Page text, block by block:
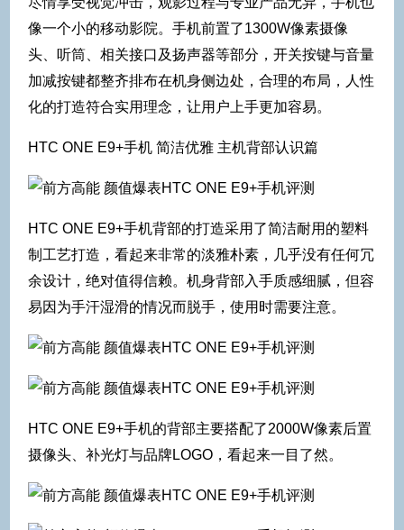
像一个小的移动影院。手机前置了1300W像素摄像
头、听筒、相关接口及扬声器等部分，开关按键与音量
加减按键都整齐排布在机身侧边处，合理的布局，人性
化的打造符合实用理念，让用户上手更加容易。
HTC ONE E9+手机 简洁优雅 主机背部认识篇
HTC ONE E9+手机背部的打造采用了简洁耐用的塑料
制工艺打造，看起来非常的淡雅朴素，几乎没有任何冗
余设计，绝对值得信赖。机身背部入手质感细腻，但容
易因为手汗湿滑的情况而脱手，使用时需要注意。
HTC ONE E9+手机的背部主要搭配了2000W像素后置
摄像头、补光灯与品牌LOGO，看起来一目了然。